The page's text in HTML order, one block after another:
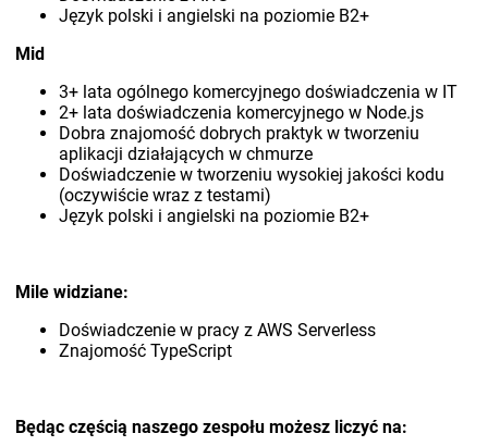
Język polski i angielski na poziomie B2+
Mid
3+ lata ogólnego komercyjnego doświadczenia w IT
2+ lata doświadczenia komercyjnego w Node.js
Dobra znajomość dobrych praktyk w tworzeniu
aplikacji działających w chmurze
Doświadczenie w tworzeniu wysokiej jakości kodu
(oczywiście wraz z testami)
Język polski i angielski na poziomie B2+
Mile widziane:
Doświadczenie w pracy z AWS Serverless
Znajomość TypeScript
Będąc częścią naszego zespołu możesz liczyć na: